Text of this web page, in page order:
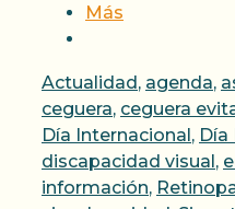
Más
Categorías
Actualidad, agenda,
ceguera, ceguera
Día Internacional, Día
discapacidad visual,
información,